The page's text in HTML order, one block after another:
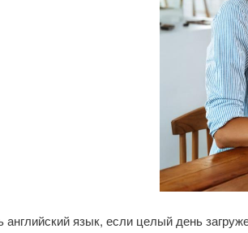
английский язык, если целый день